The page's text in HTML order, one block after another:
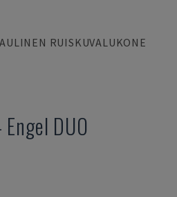
RUISKUVALUKONE
Engel DUO